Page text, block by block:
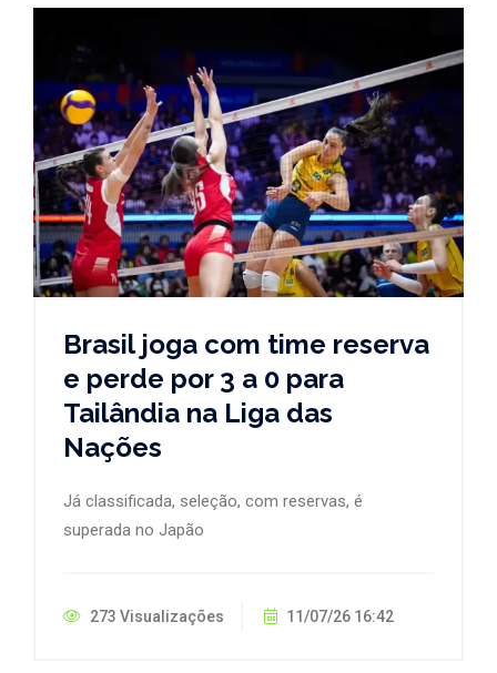
Brasil joga com time reserva
e perde por 3 a 0 para
Tailândia na Liga das
Nações
Já classificada, seleção, com reservas, é
superada no Japão
273 Visualizações 11/07/26 16:42